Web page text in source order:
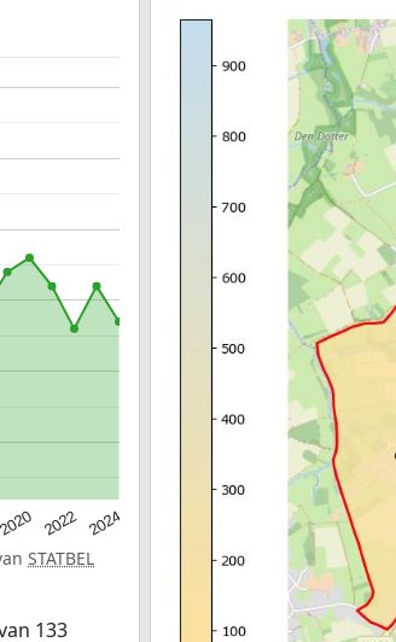
2020 2022 2024
STATBEL
133